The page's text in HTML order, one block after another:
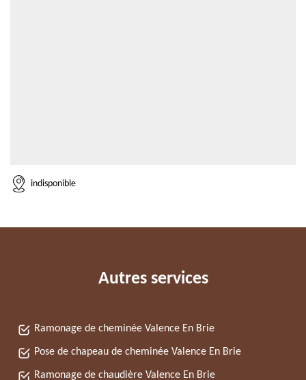
indisponible
Autres services
Ramonage de cheminée Valence En Brie
Pose de chapeau de cheminée Valence En Brie
Ramonage de chaudière Valence En Brie